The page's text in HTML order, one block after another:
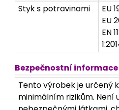
Styk s potravinami
EU
EU
EN
Bezpečnostní informace
Tento výrobek je určený
minimálním rizikům.